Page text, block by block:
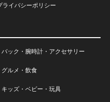
ライバシーポリシー
バック・腕時計・アクセサリー
グルメ・飲食
キッズ・ベビー・玩具